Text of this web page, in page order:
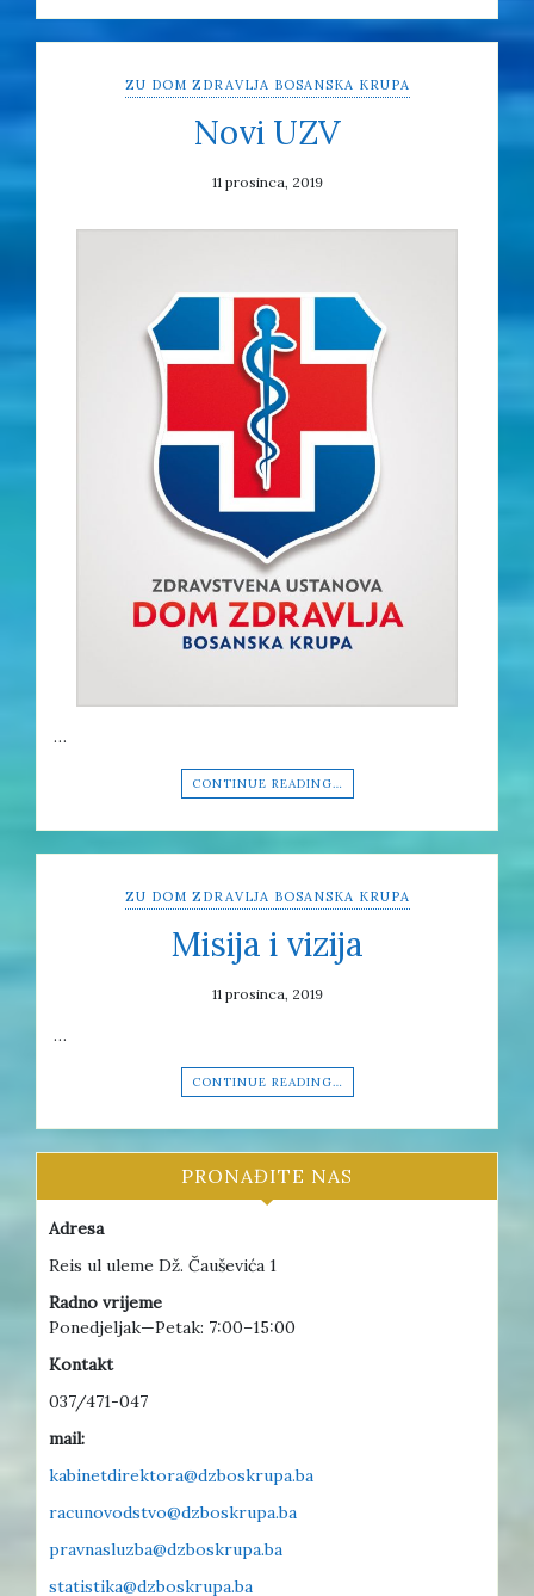
ZU DOM ZDRAVLJA BOSANSKA KRUPA
Novi UZV
11 prosinca, 2019
…
CONTINUE READING…
ZU DOM ZDRAVLJA BOSANSKA KRUPA
Misija i vizija
11 prosinca, 2019
…
CONTINUE READING…
PRONAĐITE NAS
Adresa
Reis ul uleme Dž. Čauševića 1
Radno vrijeme
Ponedjeljak—Petak: 7:00–15:00
Kontakt
037/471-047
mail:
kabinetdirektora@dzboskrupa.ba
racunovodstvo@dzboskrupa.ba
pravnasluzba@dzboskrupa.ba
statistika@dzboskrupa.ba